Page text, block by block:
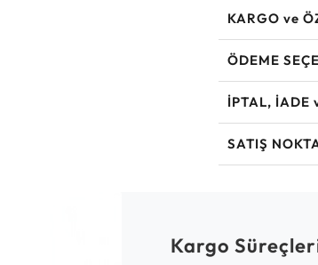
KARGO ve
ÖDEME
İPTAL, İADE
SATIŞ
Kargo